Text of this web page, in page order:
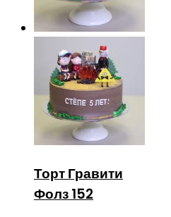
Торт Гравити
Фолз 152